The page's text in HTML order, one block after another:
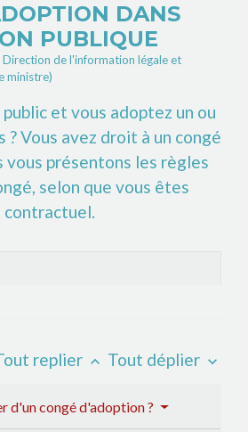
DANS
PUBLIQUE
de l'information légale et
ministre)
et vous adoptez un ou
? Vous avez droit à un congé
vous présentons les règles
selon que vous êtes
replier keyboard_arrow_up Tout déplier keyboard_arrow_down
d'un congé d'adoption ?